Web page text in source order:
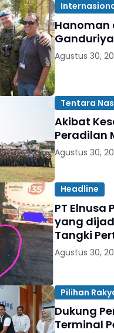
Hanoman
Agustus 30,
Tentara
Akibat
Peradilan
Agustus 30,
Headline
PT
yang dijadikan tempat
Tangki
Agustus 30,
Pilihan
Dukung
Terminal